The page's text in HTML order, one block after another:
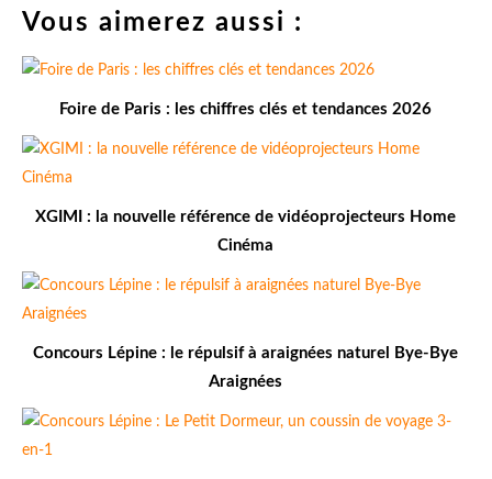
Vous aimerez aussi :
Foire de Paris : les chiffres clés et tendances 2026
XGIMI : la nouvelle référence de vidéoprojecteurs Home
Cinéma
Concours Lépine : le répulsif à araignées naturel Bye-Bye
Araignées